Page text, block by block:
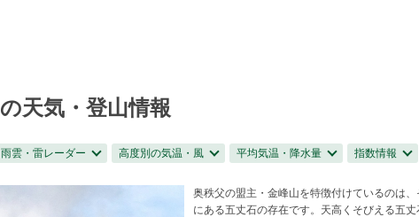
の天気・登山情報
雨雲・雷レーダー 高度別の気温・風 平均気温・降水量 指数情報
奥秩父の盟主・金峰山を特徴付けているのは
にある五丈石の存在です。天高くそびえる五